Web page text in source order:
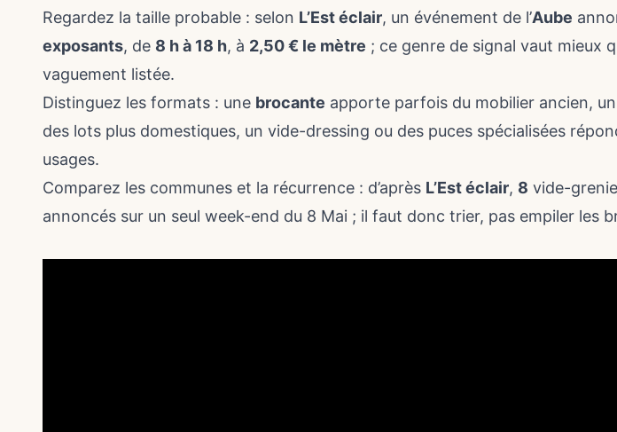
Regardez la taille probable : selon L’Est éclair, un événement de l’Aube
exposants, de 8 h à 18 h, à 2,50 € le mètre ; ce genre de signal vaut mieux
vaguement listée.
Distinguez les formats : une brocante apporte parfois du mobilier ancien,
des lots plus domestiques, un vide-dressing ou des puces spécialisées
usages.
Comparez les communes et la récurrence : d’après L’Est éclair, 8 vide-
annoncés sur un seul week-end du 8 Mai ; il faut donc trier, pas empiler les